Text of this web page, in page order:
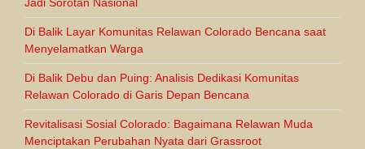
Di Balik Layar Komunitas Relawan Colorado Bencana saat
Menyelamatkan Warga
Di Balik Debu dan Puing: Analisis Dedikasi Komunitas
Relawan Colorado di Garis Depan Bencana
Revitalisasi Sosial Colorado: Bagaimana Relawan Muda
Menciptakan Perubahan Nyata dari Grassroot